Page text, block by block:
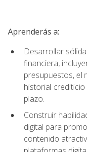
Aprenderás a:
Desarrollar
financiera,
presupuestos, el
historial
plazo.
Construir
digital para
contenido